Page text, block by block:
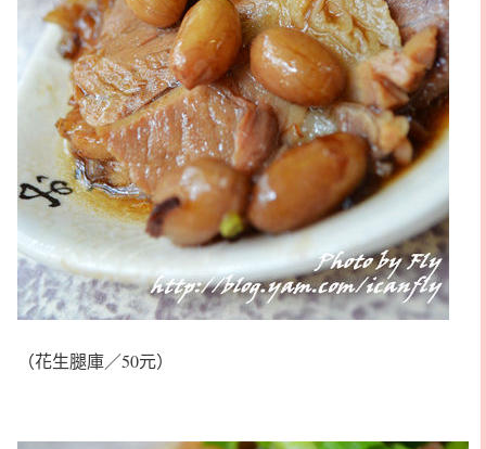
（花生腿庫／50元）